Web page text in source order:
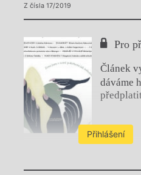
Z čísla 17/2019
Pro
Článek
dáváme
Přihlášení